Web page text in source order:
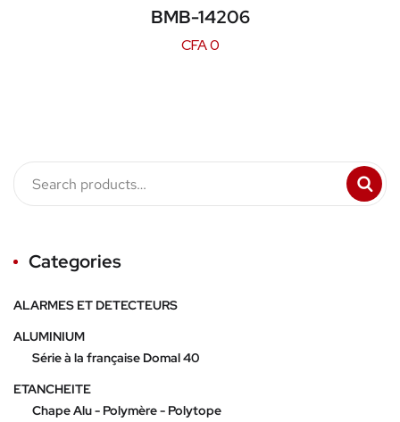
BMB-14206
CFA0
Categories
ALARMES ET DETECTEURS
ALUMINIUM
Série à la française Domal 40
ETANCHEITE
Chape Alu - Polymère - Polytope